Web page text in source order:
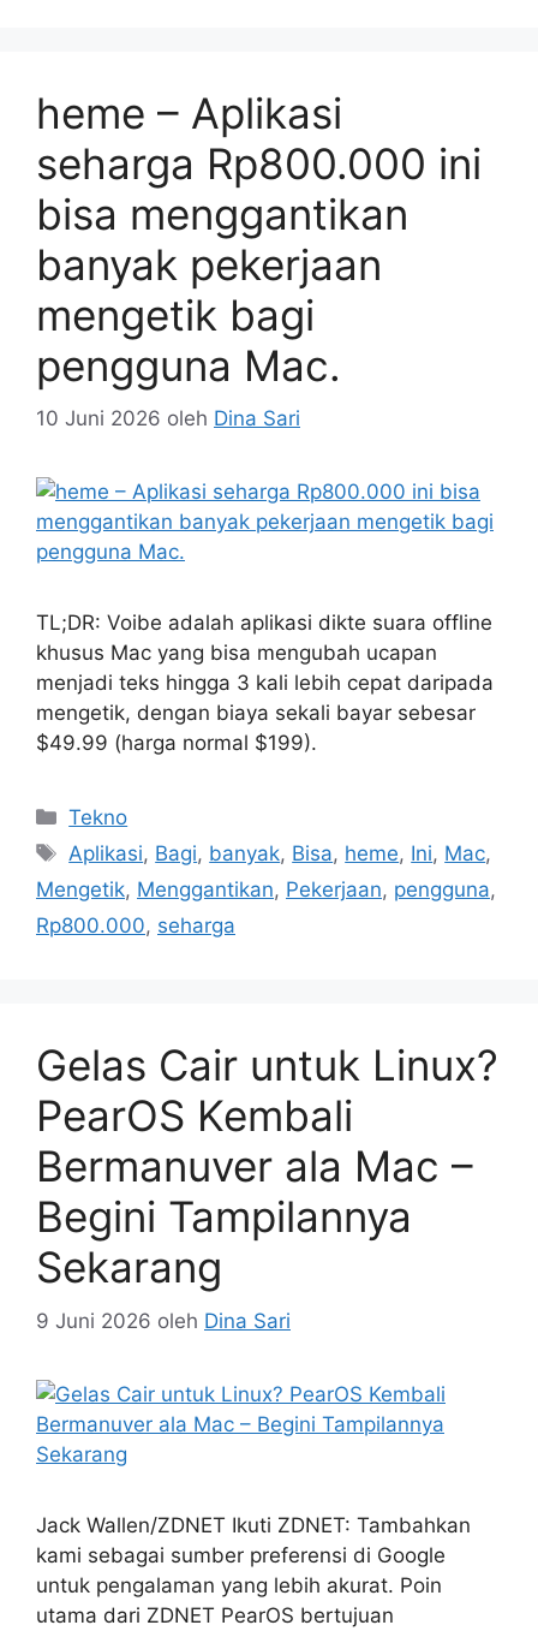
heme – Aplikasi
seharga Rp800.000 ini
bisa menggantikan
banyak pekerjaan
mengetik bagi
pengguna Mac.
10 Juni 2026 oleh Dina Sari
TL;DR: Voibe adalah aplikasi dikte suara offline
khusus Mac yang bisa mengubah ucapan
menjadi teks hingga 3 kali lebih cepat daripada
mengetik, dengan biaya sekali bayar sebesar
$49.99 (harga normal $199).
Kategori
Tekno
Tag
Aplikasi, Bagi, banyak, Bisa, heme, Ini, Mac,
Mengetik, Menggantikan, Pekerjaan, pengguna,
Rp800.000, seharga
Gelas Cair untuk Linux?
PearOS Kembali
Bermanuver ala Mac –
Begini Tampilannya
Sekarang
9 Juni 2026 oleh Dina Sari
Jack Wallen/ZDNET Ikuti ZDNET: Tambahkan
kami sebagai sumber preferensi di Google
untuk pengalaman yang lebih akurat. Poin
utama dari ZDNET PearOS bertujuan